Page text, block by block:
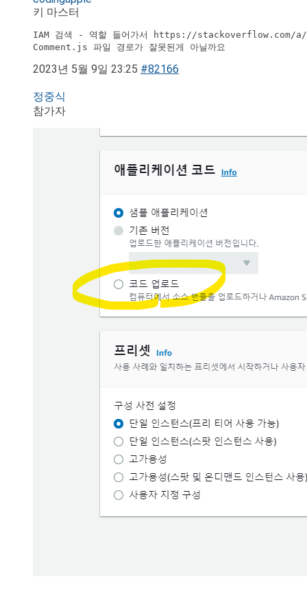
키 마스터
IAM 검색 - 역할 들어가서 https://stackoverflow.com/a/
Comment.js 파일 경로가 잘못된게 아닐까요
2023년 5월 9일 23:25 #82166
정중식
참가자